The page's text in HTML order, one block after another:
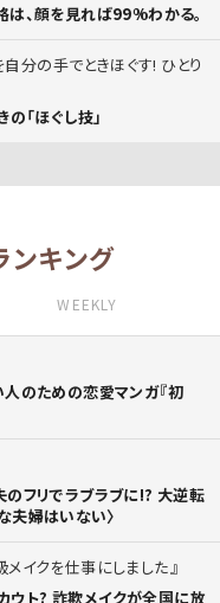
、顔を見れば99%わかる。
分の手でときほぐす! ひとり
「ほぐし技」
ンキング
WEEKLY
人のための恋愛マンガ『初
のフリでラブラブに!? 大逆転
夫婦はいない〉
イクを仕事にしました
ウト? 詐欺メイクが全国に放